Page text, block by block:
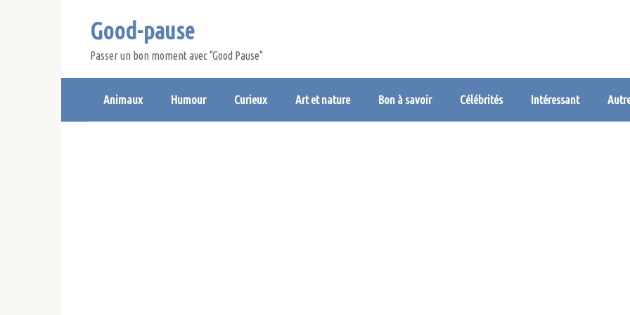
Good-pause
Passer un bon moment avec "Good Pause"
Animaux Humour Curieux Art et nature Bon à savoir Célébrités Intéressant